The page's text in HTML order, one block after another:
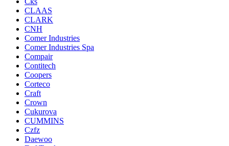
CLAAS
CLARK
CNH
Comer Industries
Comer Industries Spa
Compair
Contitech
Coopers
Corteco
Craft
Crown
Cukurova
CUMMINS
Czfz
Daewoo